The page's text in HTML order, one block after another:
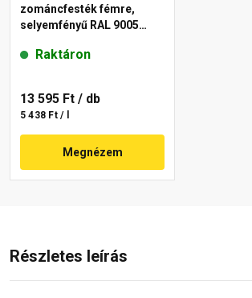
zománcfesték fémre,
selyemfényű RAL 9005
Raktáron
13 595 Ft / db
5 438 Ft / l
Megnézem
Részletes leírás